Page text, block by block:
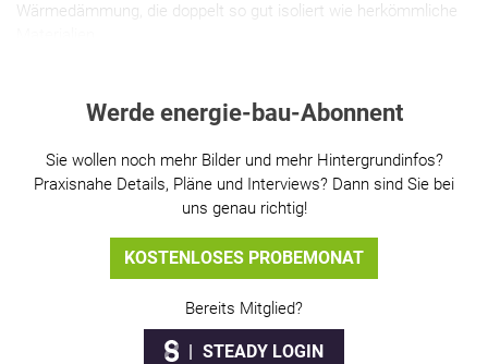
Wärmedämmung, die doppelt so gut isoliert wie herkömmliche
Werde energie-bau-Abonnent
Sie wollen noch mehr Bilder und mehr Hintergrundinfos?
Praxisnahe Details, Pläne und Interviews? Dann sind Sie bei
uns genau richtig!
KOSTENLOSES PROBEMONAT
Bereits Mitglied?
STEADY LOGIN